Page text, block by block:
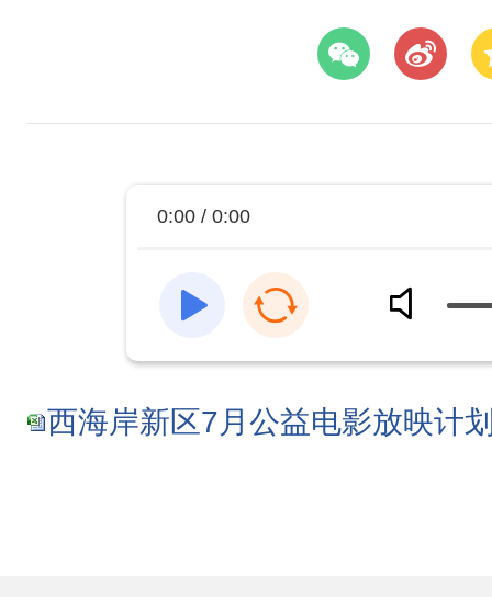
0:00 / 0:00
西海岸新区7月公益电影放映计